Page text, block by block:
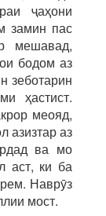
ҷаҳони
замин пас
мешавад,
бодом аз
зеботарин
ҳастист.
меояд,
азизтар аз
ва мо
аст, ки ба
Наврӯз
мост.